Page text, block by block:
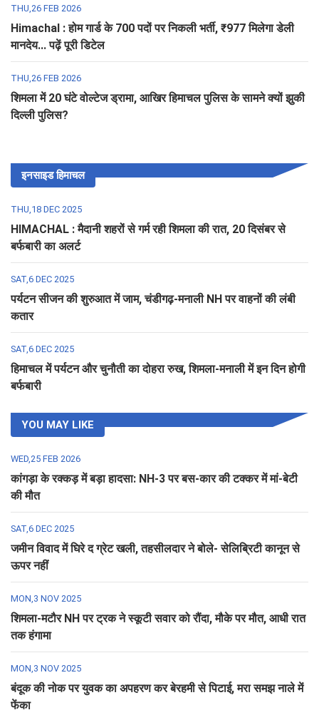
THU,26 FEB 2026
Himachal : होम गार्ड के 700 पदों पर निकली भर्ती, ₹977 मिलेगा डेली
मानदेय... पढ़ें पूरी डिटेल
THU,26 FEB 2026
शिमला में 20 घंटे वोल्टेज ड्रामा, आखिर हिमाचल पुलिस के सामने क्यों झुकी
दिल्ली पुलिस?
इनसाइड हिमाचल
THU,18 DEC 2025
HIMACHAL : मैदानी शहरों से गर्म रही शिमला की रात, 20 दिसंबर से
बर्फबारी का अलर्ट
SAT,6 DEC 2025
पर्यटन सीजन की शुरुआत में जाम, चंडीगढ़-मनाली NH पर वाहनों की लंबी
कतार
SAT,6 DEC 2025
हिमाचल में पर्यटन और चुनौती का दोहरा रुख, शिमला-मनाली में इन दिन होगी
बर्फबारी
YOU MAY LIKE
WED,25 FEB 2026
कांगड़ा के रक्कड़ में बड़ा हादसा: NH-3 पर बस-कार की टक्कर में मां-बेटी
की मौत
SAT,6 DEC 2025
जमीन विवाद में घिरे द ग्रेट खली, तहसीलदार ने बोले- सेलिब्रिटी कानून से
ऊपर नहीं
MON,3 NOV 2025
शिमला-मटौर NH पर ट्रक ने स्कूटी सवार को रौंदा, मौके पर मौत, आधी रात
तक हंगामा
MON,3 NOV 2025
बंदूक की नोक पर युवक का अपहरण कर बेरहमी से पिटाई, मरा समझ नाले में
फेंका